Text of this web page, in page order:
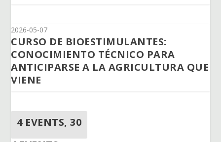
2026-05-07
CURSO DE BIOESTIMULANTES:
CONOCIMIENTO TÉCNICO PARA
ANTICIPARSE A LA AGRICULTURA QUE
VIENE
4 EVENTS,30